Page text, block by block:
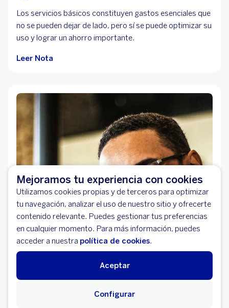
Mejoramos tu experiencia con cookies
Utilizamos cookies propias y de terceros para optimizar
tu navegación, analizar el uso de nuestro sitio y ofrecerte
contenido relevante. Puedes gestionar tus preferencias
en cualquier momento. Para más información, puedes
acceder a nuestra política de cookies.
Aceptar
Configurar
Los servicios básicos constituyen gastos esenciales que
no se pueden dejar de lado, pero sí se puede optimizar su
uso y lograr un ahorro importante.
Leer Nota